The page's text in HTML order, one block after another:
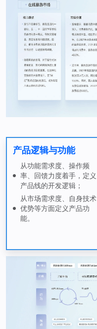
产品逻辑与功能
从功能需求度、操作频
率、回馈力度着手，定义
产品线的开发逻辑；
从市场需求度、自身技术
优势等方面定义产品功
能。